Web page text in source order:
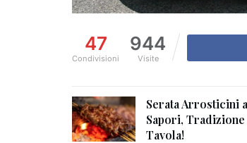
47
Condivisioni
944
Visite
Serata Arrosticini
Sapori, Tradizione
Tavola!